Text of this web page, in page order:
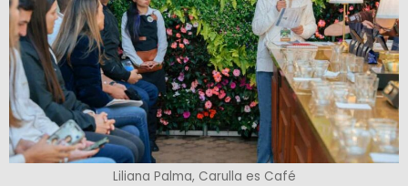
Liliana Palma, Carulla es Café